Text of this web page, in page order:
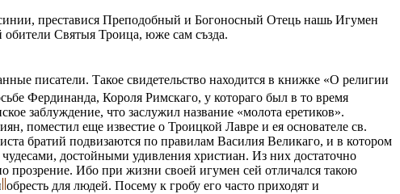
преставися Преподобный и Богоносный Отець нашь Игумен
Святыя Троица, юже сам създа.
писатели. Такое свидетельство находится в книжке «О религии
Фердинанда, Короля Римскаго, у котораго был в то время
заблуждение, что заслужил название «молота еретиков».
поместил еще известие о Троицкой Лавре и ея основателе св.
братий подвизаются по правилам Василия Великаго, и в котором
достойными удивления христиан. Из них достаточно
прозрение. Ибо при жизни своей игумен сей отличался такою
обресть для людей. Посему к гробу его часто приходят и